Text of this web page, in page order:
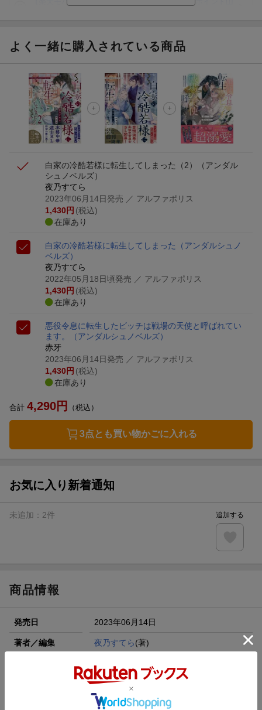
ト山分け
エントリー＆3,000円以上購入で無料データSIM（3GB/月プ
ラン）が当たる！
楽天モバイル紹介キャンペーンの拡散で300円OFFクーポン
進呈
よく一緒に購入されている商品
白家の冷酷若様に転生してしまった（2）
（アンダル
シュノベルズ）
夜乃すてら
2023年06月14日発売 ／ アルファポリス
1,430円 (税込)
在庫あり
白家の冷酷若様に転生してしまった
（アンダルシュノ
ベルズ）
夜乃すてら
2022年05月18日頃発売 ／ アルファポリス
1,430円 (税込)
在庫あり
悪役令息に転生したビッチは戦場の天使と呼ばれてい
ます。
（アンダルシュノベルズ）
赤牙
2023年06月14日発売 ／ アルファポリス
1,430円 (税込)
在庫あり
合計 4,290円 （税込）
3点とも買い物かごに入れる
お気に入り新着通知
未追加： 2件 追加する
商品情報
発売日 2023年06月14日
著者／編集 夜乃すてら(著)
アンダルシュノベルズ
アルファポリス